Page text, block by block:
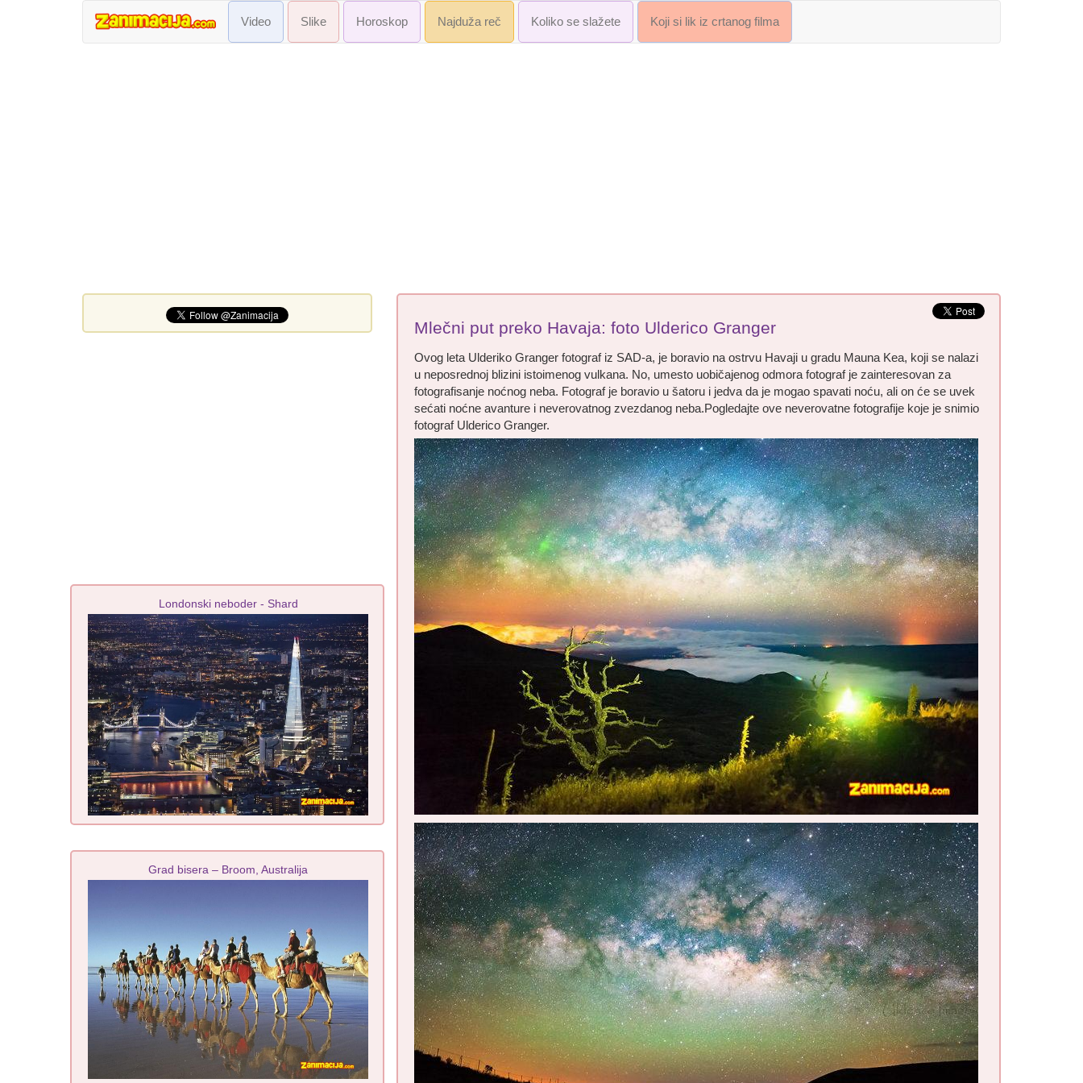
Video Slike Horoskop Najduža reč Koliko se slažete Koji si lik iz crtanog filma
Mlečni put preko Havaja: foto Ulderico Granger
Ovog leta Ulderiko Granger fotograf iz SAD-a, je boravio na ostrvu Havaji u gradu Mauna Kea, koji se nalazi
u neposrednoj blizini istoimenog vulkana. No, umesto uobičajenog odmora fotograf je zainteresovan za
fotografisanje noćnog neba. Fotograf je boravio u šatoru i jedva da je mogao spavati noću, ali on će se uvek
sećati noćne avanture i neverovatnog zvezdanog neba.Pogledajte ove neverovatne fotografije koje je snimio
fotograf Ulderico Granger.
Londonski neboder - Shard
Grad bisera – Broom, Australija